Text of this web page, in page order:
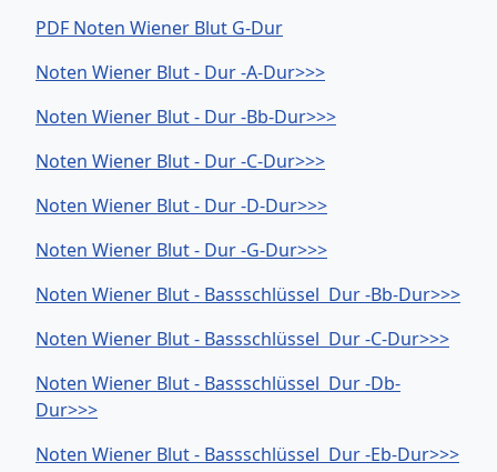
PDF Noten Wiener Blut G-Dur
Noten Wiener Blut - Dur -A-Dur>>>
Noten Wiener Blut - Dur -Bb-Dur>>>
Noten Wiener Blut - Dur -C-Dur>>>
Noten Wiener Blut - Dur -D-Dur>>>
Noten Wiener Blut - Dur -G-Dur>>>
Noten Wiener Blut - Bassschlüssel Dur -Bb-Dur>>>
Noten Wiener Blut - Bassschlüssel Dur -C-Dur>>>
Noten Wiener Blut - Bassschlüssel Dur -Db-
Dur>>>
Noten Wiener Blut - Bassschlüssel Dur -Eb-Dur>>>